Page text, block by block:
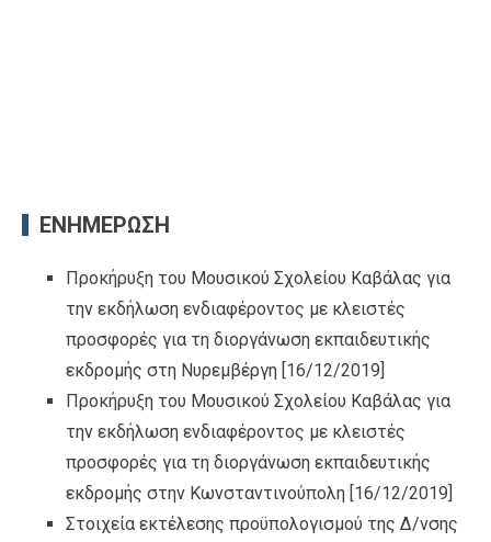
ΕΝΗΜΕΡΩΣΗ
Προκήρυξη του Μουσικού Σχολείου Καβάλας για
την εκδήλωση ενδιαφέροντος με κλειστές
προσφορές για τη διοργάνωση εκπαιδευτικής
εκδρομής στη Νυρεμβέργη [16/12/2019]
Προκήρυξη του Μουσικού Σχολείου Καβάλας για
την εκδήλωση ενδιαφέροντος με κλειστές
προσφορές για τη διοργάνωση εκπαιδευτικής
εκδρομής στην Κωνσταντινούπολη [16/12/2019]
Στοιχεία εκτέλεσης προϋπολογισμού της Δ/νσης